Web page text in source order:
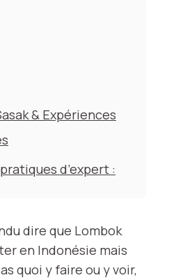
& Expériences
d’expert :
dire que Lombok
en Indonésie mais
quoi y faire ou y voir,